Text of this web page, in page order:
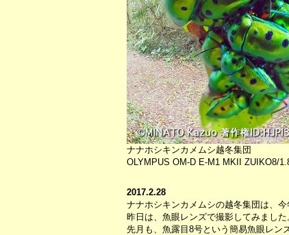
ナナホシキンカメムシ越冬集団
OLYMPUS OM-D E-M1 MKII ZUIKO8/
2017.2.28
ナナホシキンカメムシの越冬集団は、
昨日は、魚眼レンズで撮影してみました
先月も、魚露目8号という簡易魚眼レン